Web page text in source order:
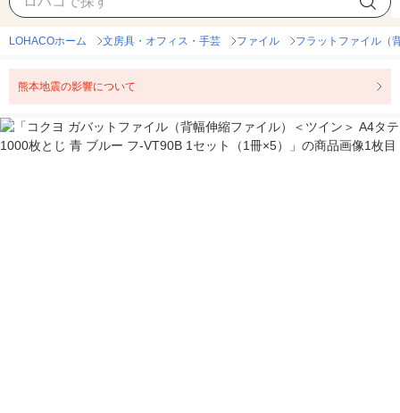
LOHACOホーム 文房具・オフィス・手芸 ファイル フラットファイル（
熊本地震の影響について